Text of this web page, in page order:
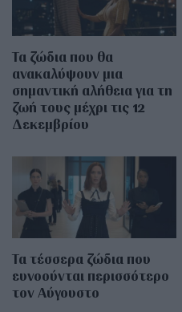
Τα ζώδια που θα
ανακαλύψουν μια
σημαντική αλήθεια για τη
ζωή τους μέχρι τις 12
Δεκεμβρίου
Τα τέσσερα ζώδια που
ευνοούνται περισσότερο
τον Αύγουστο